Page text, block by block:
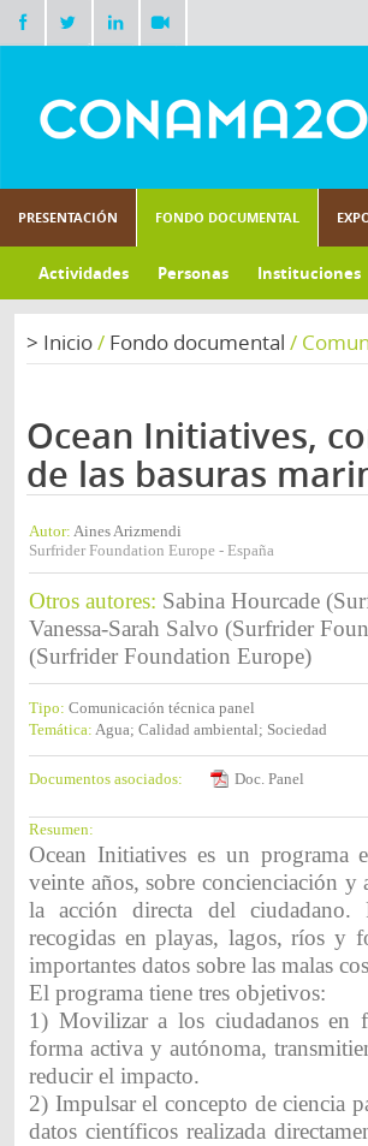
PRESENTACIÓN FONDO DOCUMENTAL
Actividades Personas Instituciones
> Inicio/ Fondo documental /
Ocean Initiatives,
de las basuras
Autor: Aines Arizmendi
Surfrider Foundation Europe - España
Otros autores: Sabina Hourcade
Vanessa-Sarah Salvo (Surfrider
(Surfrider Foundation Europe)
Tipo: Comunicación técnica panel
Temática: Agua; Calidad ambiental; Sociedad
Documentos asociados: Doc. Panel
Resumen:
Ocean Initiatives es un programa
veinte años, sobre concienciación y
la acción directa del ciudadano.
recogidas en playas, lagos, ríos y
importantes datos sobre las malas
El programa tiene tres objetivos:
1) Movilizar a los ciudadanos en
forma activa y autónoma,
reducir el impacto.
2) Impulsar el concepto de ciencia
datos científicos realizada